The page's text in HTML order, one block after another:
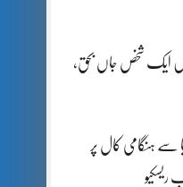
ایک شخص جاں بحق،
سے ہنگامی کال پر